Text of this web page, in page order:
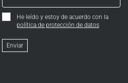
He leído y estoy de acuerdo con la
política de protección de datos